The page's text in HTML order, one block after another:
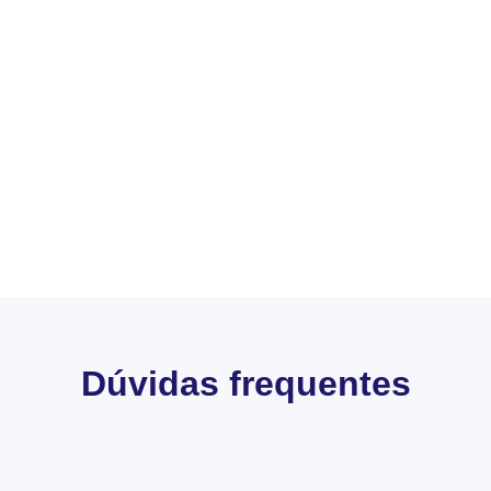
Dúvidas frequentes